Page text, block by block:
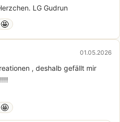
LG Gudrun
🤩
01.05.2026
, deshalb gefällt mir
🤩